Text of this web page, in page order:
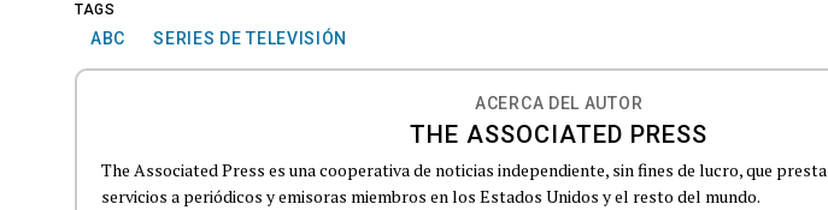
TAGS
ABC SERIES DE TELEVISIÓN
ACERCA DEL AUTOR
THE ASSOCIATED PRESS
The Associated Press es una cooperativa de noticias independiente, sin fines de lucro, que presta
servicios a periódicos y emisoras miembros en los Estados Unidos y el resto del mundo.